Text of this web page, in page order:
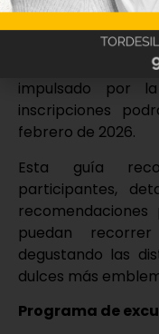
Por último, se
torrijas de
al I Concurso
impulsado por
inscripciones
febrero de 2026.
Esta guía
participantes,
puedan
degustando las
dulces más
Programa de